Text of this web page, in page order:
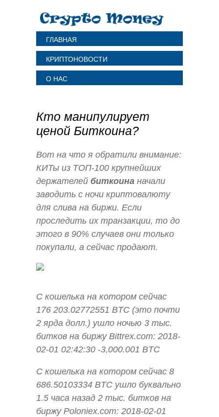
ГЛАВНАЯ
КРИПТОНОВОСТИ
О НАС
Кто манипулирует
ценой Биткоина?
Вот на что я обратили внимание:
КИТы из ТОП-100 крупнейших
держателей биткоина начали
заводить с ночи криптовалюту
для слива на биржи. Если
проследить их транзакции, то до
этого в 90% случаев они только
покупали, а сейчас продают.
С кошелька на котором сейчас
176 203.02772551 BTC (это почти
2 ярда долл.) ушло ночью 3 тыс.
битков на биржу Bittrex.com: 2018-
02-01 02:42:30 -3,000.001 BTC
С кошелька на котором сейчас 8
686.50103334 BTC ушло буквально
1.5 часа назад 2 тыс. битков на
биржу Poloniex.com: 2018-02-01